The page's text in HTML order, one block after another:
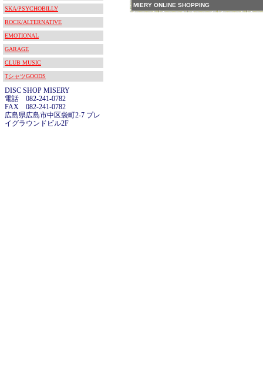
SKA/PSYCHOBILLY
ROCK/ALTERNATIVE
EMOTIONAL
GARAGE
CLUB MUSIC
TシャツGOODS
DISC SHOP MISERY
電話 082-241-0782
FAX 082-241-0782
広島県広島市中区袋町2-7 プレ
イグラウンドビル2F
MIERY ONLINE SHOPPING